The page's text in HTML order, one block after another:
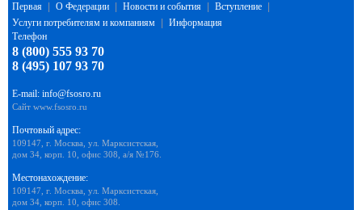
Первая О Федерации Новости и события Вступление
Услуги потребителям и компаниям
Информация
Телефон
8 (800) 555 93 70
8 (495) 107 93 70
E-mail: info@fsosro.ru
Сайт www.fsosro.ru
Почтовый адрес:
109147, г. Москва, ул. Марксистская,
дом 34, корп. 10, офис 308, а/я №176.
Местонахождение:
109147, г. Москва, ул. Марксистская,
дом 34, корп. 10, офис 308.